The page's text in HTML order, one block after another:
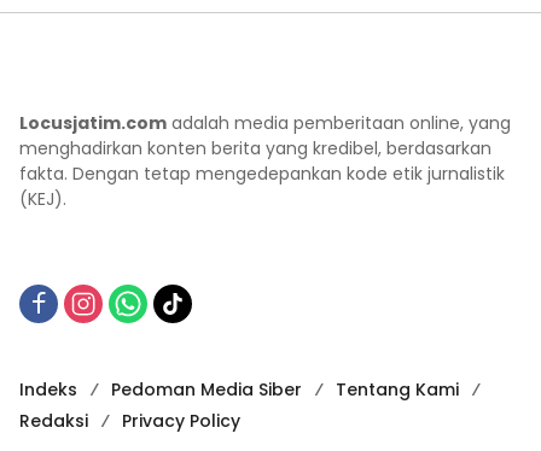
Locusjatim.com adalah media pemberitaan online, yang
menghadirkan konten berita yang kredibel, berdasarkan
fakta. Dengan tetap mengedepankan kode etik jurnalistik
(KEJ).
Indeks Pedoman Media Siber
Tentang Kami
Redaksi
Privacy Policy